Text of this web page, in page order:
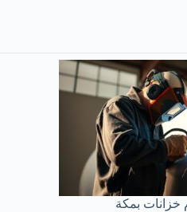
خزانات بمكة